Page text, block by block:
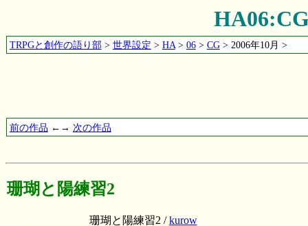
TRPGと創作の語り部> 世界設定 > HA> 06> CG> 2006年10月 >
前の作品 ←→ 次の作品
珊瑚と陽練習2
珊瑚と陽練習2 /kurow